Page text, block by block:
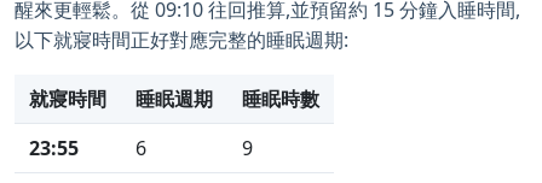
醒來更輕鬆。從 09:10 往回推算,並預留約 15 分鐘入睡時間,
以下就寢時間正好對應完整的睡眠週期:
就寢時間 睡眠週期
睡眠時數
23:55
6
9